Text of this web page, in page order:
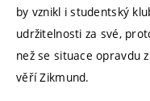
by vznikl i studentský
udržitelnosti za své,
než se situace opravdu
věří Zikmund.